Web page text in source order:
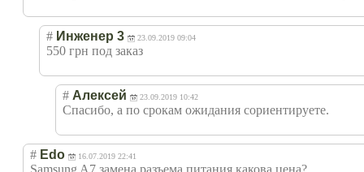
# Инженер 3 23.09.2019 09:04
550 грн под заказ
# Алексей 23.09.2019 10:42
Спасибо, а по срокам ожидания сориентируете.
# Edo 16.07.2019 22:41